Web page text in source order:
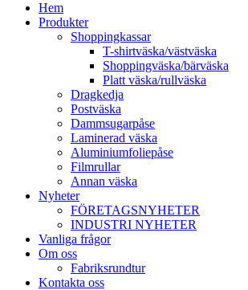
Hem
Produkter
Shoppingkassar
T-shirtväska/västväska
Shoppingväska/bärväska
Platt väska/rullväska
Dragkedja
Postväska
Dammsugarpåse
Laminerad väska
Aluminiumfoliepåse
Filmrullar
Annan väska
Nyheter
FÖRETAGSNYHETER
INDUSTRI NYHETER
Vanliga frågor
Om oss
Fabriksrundtur
Kontakta oss